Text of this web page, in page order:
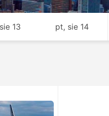
13 pt, sie 14